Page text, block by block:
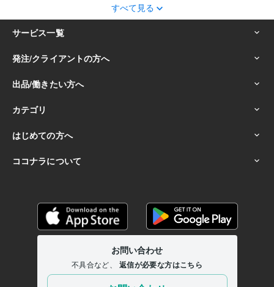
サービスの結果をどのように利用するかは、お客様ご自身の自己責任に
おいて判断をお願いいたします。
占いの結果およびその内容を踏まえておこなったお客様の行動により生
ずる一切の損害について、当社および情報の提供者は一切責任を負いか
ねます。
すべて見る